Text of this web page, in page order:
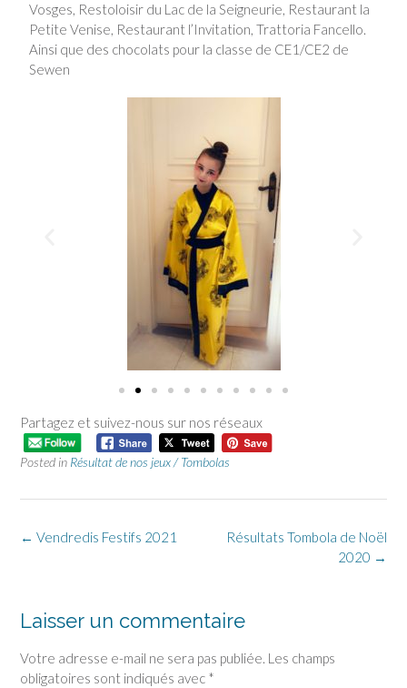
Vosges, Restoloisir du Lac de la Seigneurie, Restaurant la
Petite Venise, Restaurant l’Invitation, Trattoria Fancello.
Ainsi que des chocolats pour la classe de CE1/CE2 de
Sewen
Partagez et suivez-nous sur nos réseaux
Posted in Résultat de nos jeux / Tombolas
Résultats Tombola de Noël
2020 →
← Vendredis Festifs 2021
Laisser un commentaire
Votre adresse e-mail ne sera pas publiée. Les champs
obligatoires sont indiqués avec *